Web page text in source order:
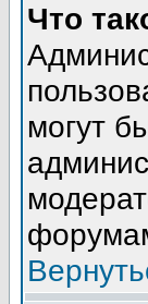
Что
могут